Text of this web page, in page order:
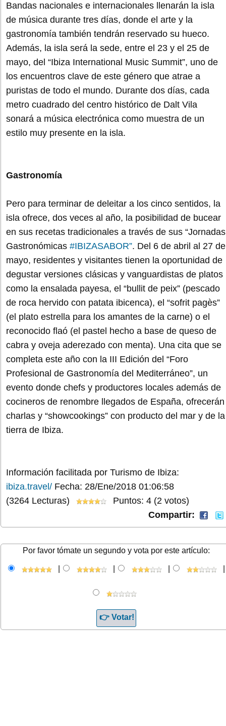
Bandas nacionales e internacionales llenarán la isla
de música durante tres días, donde el arte y la
gastronomía también tendrán reservado su hueco.
Además, la isla será la sede, entre el 23 y el 25 de
mayo, del “Ibiza International Music Summit”, uno de
los encuentros clave de este género que atrae a
puristas de todo el mundo. Durante dos días, cada
metro cuadrado del centro histórico de Dalt Vila
sonará a música electrónica como muestra de un
estilo muy presente en la isla.
Gastronomía
Pero para terminar de deleitar a los cinco sentidos, la
isla ofrece, dos veces al año, la posibilidad de bucear
en sus recetas tradicionales a través de sus “Jornadas
Gastronómicas #IBIZASABOR”. Del 6 de abril al 27 de
mayo, residentes y visitantes tienen la oportunidad de
degustar versiones clásicas y vanguardistas de platos
como la ensalada payesa, el “bullit de peix” (pescado
de roca hervido con patata ibicenca), el “sofrit pagès”
(el plato estrella para los amantes de la carne) o el
reconocido flaó (el pastel hecho a base de queso de
cabra y oveja aderezado con menta). Una cita que se
completa este año con la III Edición del “Foro
Profesional de Gastronomía del Mediterráneo”, un
evento donde chefs y productores locales además de
cocineros de renombre llegados de España, ofrecerán
charlas y “showcookings” con producto del mar y de la
tierra de Ibiza.
Información facilitada por Turismo de Ibiza:
ibiza.travel/ Fecha: 28/Ene/2018 01:06:58
(3264 Lecturas)
Puntos: 4 (2 votos)
Compartir:
Por favor tómate un segundo y vota por este artículo: